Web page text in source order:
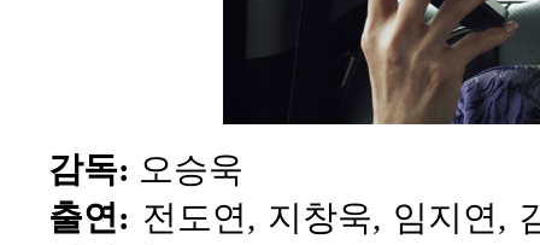
감독: 오승욱
출연: 전도연, 지창욱, 임지연,